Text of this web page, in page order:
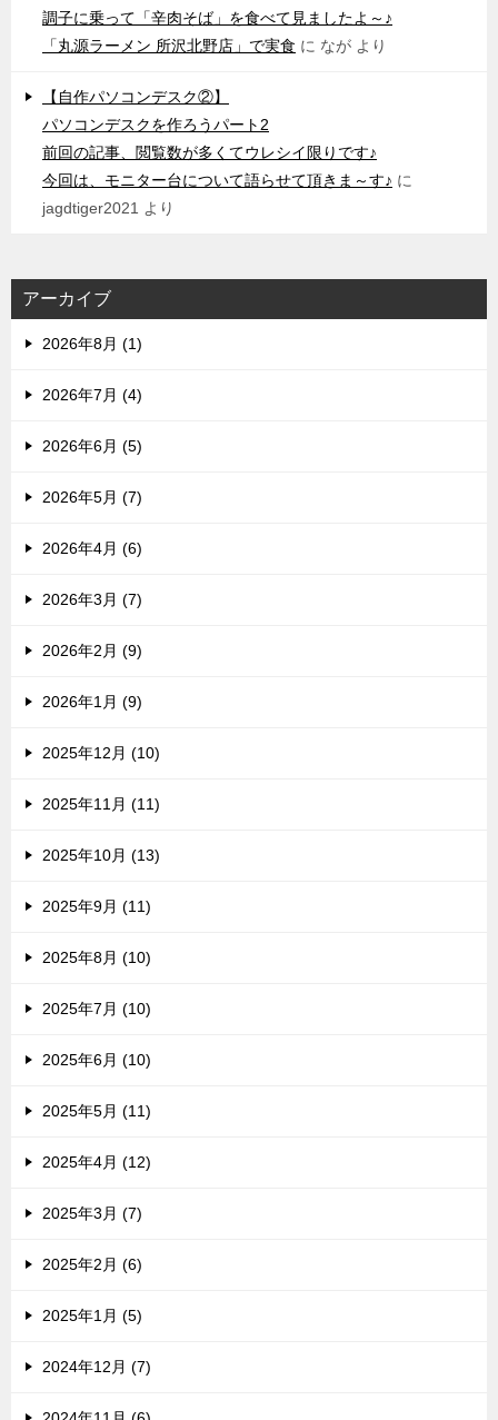
調子に乗って「辛肉そば」を食べて見ましたよ～♪
「丸源ラーメン 所沢北野店」で実食 に なが より
【自作パソコンデスク②】
パソコンデスクを作ろうパート2
前回の記事、閲覧数が多くてウレシイ限りです♪
今回は、モニター台について語らせて頂きま～す♪ に
jagdtiger2021 より
アーカイブ
2026年8月 (1)
2026年7月 (4)
2026年6月 (5)
2026年5月 (7)
2026年4月 (6)
2026年3月 (7)
2026年2月 (9)
2026年1月 (9)
2025年12月 (10)
2025年11月 (11)
2025年10月 (13)
2025年9月 (11)
2025年8月 (10)
2025年7月 (10)
2025年6月 (10)
2025年5月 (11)
2025年4月 (12)
2025年3月 (7)
2025年2月 (6)
2025年1月 (5)
2024年12月 (7)